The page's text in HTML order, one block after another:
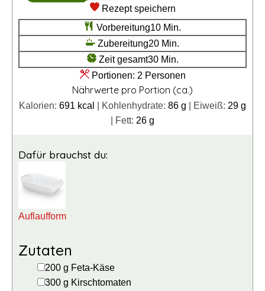
Rezept speichern
Vorbereitung10Minuten
Min.
Zubereitung20Minuten
Min.
Zeit gesamt30Minuten
Min.
Portionen: 2 Personen
Nährwerte pro Portion (ca.)
Kalorien: 691 kcal Kohlenhydrate: 86 g Eiweiß: 29 g
Fett: 26 g
Dafür brauchst du:
Auflaufform
Zutaten
▢
200 g Feta-Käse
▢
300 g Kirschtomaten